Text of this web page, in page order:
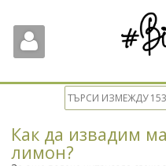
Как да извадим
лимон?